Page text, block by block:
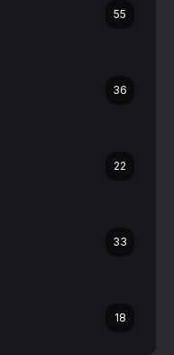
55
36
22
33
18